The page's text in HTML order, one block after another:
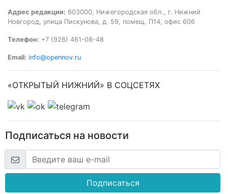
Адрес редакции: 603000, Нижегородская обл., г. Нижний
Новгород, улица Пискунова, д. 59, помещ. П14, офис 606
Телефон: +7 (926) 461-08-48
Email: info@opennov.ru
«ОТКРЫТЫЙ НИЖНИЙ» В СОЦСЕТЯХ
Подписаться на новости
Подписаться